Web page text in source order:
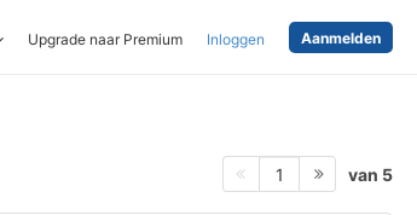
Upgrade naar Premium Inloggen Aanmelden
1 van 5